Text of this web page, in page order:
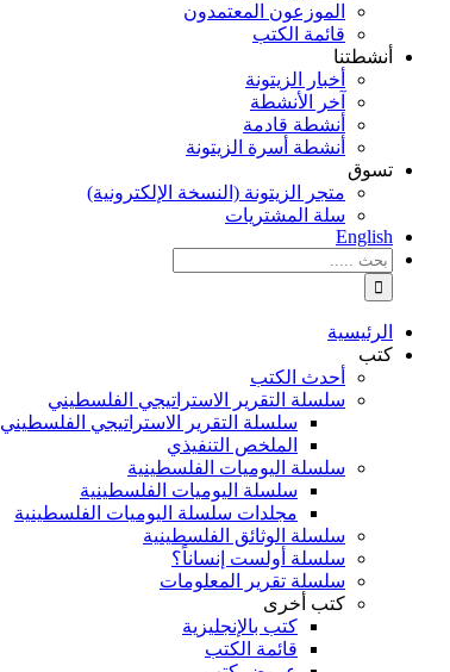
الموزعون المعتمدون
قائمة الكتب
أنشطتنا
أخبار الزيتونة
آخر الأنشطة
أنشطة قادمة
أنشطة أسرة الزيتونة
تسوق
متجر الزيتونة (النسخة الإلكترونية)
سلة المشتريات
English
نتائج
البحث
بالنسبة
الي
:
الرئيسية
كتب
أحدث الكتب
سلسلة التقرير الاستراتيجي الفلسطيني
سلسلة التقرير الاستراتيجي الفلسطيني
الملخص التنفيذي
سلسلة اليوميات الفلسطينية
سلسلة اليوميات الفلسطينية
مجلدات سلسلة اليوميات الفلسطينية
سلسلة الوثائق الفلسطينية
سلسلة أولست إنساناً؟
سلسلة تقرير المعلومات
كتب أخرى
كتب بالإنجليزية
قائمة الكتب